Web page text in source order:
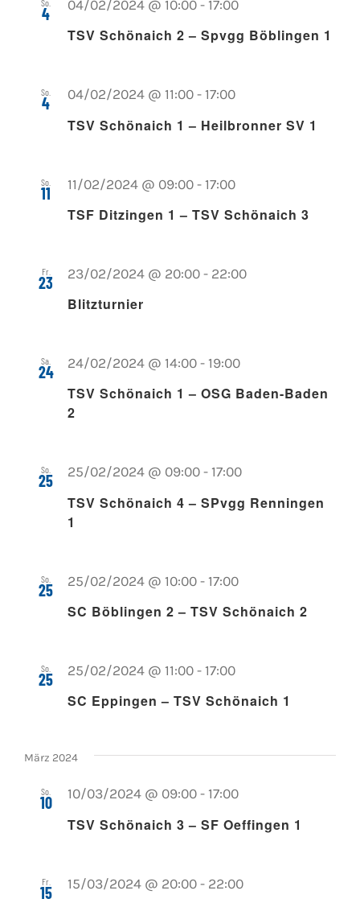
So.
4
TSV Schönaich 2 – Spvgg Böblingen 1
04/02/2024 @ 10:00 - 17:00
So.
4
TSV Schönaich 1 – Heilbronner SV 1
04/02/2024 @ 11:00 - 17:00
So.
11
TSF Ditzingen 1 – TSV Schönaich 3
11/02/2024 @ 09:00 - 17:00
Fr.
23
Blitzturnier
23/02/2024 @ 20:00 - 22:00
Sa.
24
TSV Schönaich 1 – OSG Baden-Baden
2
24/02/2024 @ 14:00 - 19:00
So.
25
TSV Schönaich 4 – SPvgg Renningen
1
25/02/2024 @ 09:00 - 17:00
So.
25
SC Böblingen 2 – TSV Schönaich 2
25/02/2024 @ 10:00 - 17:00
So.
25
SC Eppingen – TSV Schönaich 1
25/02/2024 @ 11:00 - 17:00
März 2024
So.
10
TSV Schönaich 3 – SF Oeffingen 1
10/03/2024 @ 09:00 - 17:00
Fr.
15 15/03/2024 @ 20:00 - 22:00